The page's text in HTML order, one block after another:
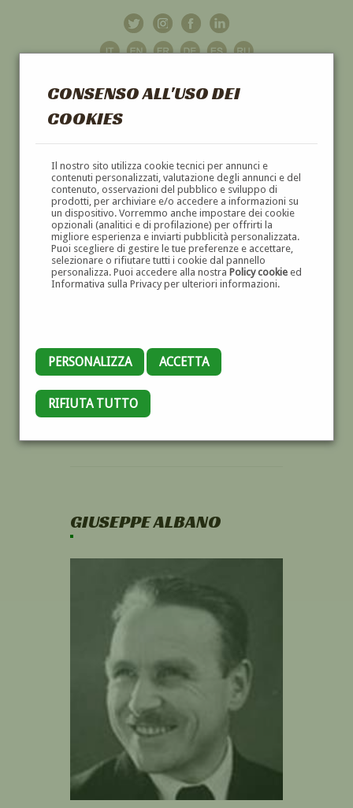
CONSENSO ALL'USO DEI
COOKIES
Il nostro sito utilizza cookie tecnici per annunci e
contenuti personalizzati, valutazione degli annunci e del
contenuto, osservazioni del pubblico e sviluppo di
prodotti, per archiviare e/o accedere a informazioni su
un dispositivo. Vorremmo anche impostare dei cookie
opzionali (analitici e di profilazione) per offrirti la
migliore esperienza e inviarti pubblicità personalizzata.
Puoi scegliere di gestire le tue preferenze e accettare,
selezionare o rifiutare tutti i cookie dal pannello
personalizza. Puoi accedere alla nostra Policy cookieed
Informativa sulla Privacy per ulteriori informazioni.
PERSONALIZZA ACCETTA
RIFIUTA TUTTO
GALLERIAD'ARTE
DIPINTI E SCULTURE '800 E '900
GIUSEPPE ALBANO